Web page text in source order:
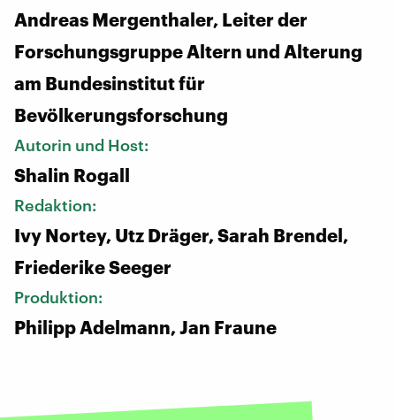
Andreas Mergenthaler, Leiter der
Forschungsgruppe Altern und Alterung
am Bundesinstitut für
Bevölkerungsforschung
Autorin und Host:
Shalin Rogall
Redaktion:
Ivy Nortey, Utz Dräger, Sarah Brendel,
Friederike Seeger
Produktion:
Philipp Adelmann, Jan Fraune